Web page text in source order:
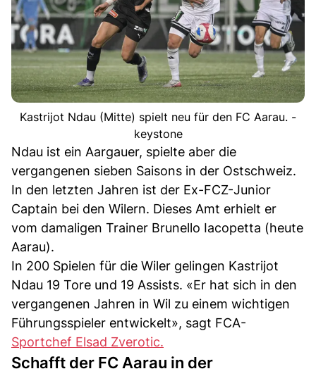
Kastrijot Ndau (Mitte) spielt neu für den FC Aarau. -
keystone
Ndau ist ein Aargauer, spielte aber die
vergangenen sieben Saisons in der Ostschweiz.
In den letzten Jahren ist der Ex-FCZ-Junior
Captain bei den Wilern. Dieses Amt erhielt er
vom damaligen Trainer Brunello Iacopetta (heute
Aarau).
In 200 Spielen für die Wiler gelingen Kastrijot
Ndau 19 Tore und 19 Assists. «Er hat sich in den
vergangenen Jahren in Wil zu einem wichtigen
Führungsspieler entwickelt», sagt FCA-
Sportchef Elsad Zverotic.
Schafft der FC Aarau in der